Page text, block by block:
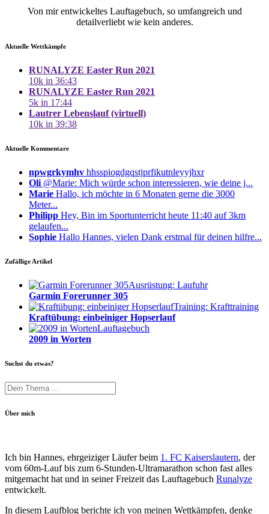
Von mir entwickeltes Lauftagebuch, so umfangreich und
detailverliebt wie kein anderes.
Aktuelle Wettkämpfe
RUNALYZE Easter Run 2021
10k in 36:43
RUNALYZE Easter Run 2021
5k in 17:44
Lautrer Lebenslauf (virtuell)
10k in 39:38
Aktuelle Kommentare
npwgrkymhv hhsspiogdgqstjprfikutnleyyjhxr
Oli @Marie: Mich würde schon interessieren, wie deine j...
Marie Hallo, ich möchte in 6 Monaten gerne die 3000
Meter...
Philipp Hey, Bin im Sportunterricht heute 11:40 auf 3km
gelaufen...
Sophie Hallo Hannes, vielen Dank erstmal für deinen hilfre...
Zufällige Artikel
Ausrüstung: Laufuhr
Garmin Forerunner 305
Training: Krafttraining
Kraftübung: einbeiniger Hopserlauf
Lauftagebuch
2009 in Worten
Suchst du etwas?
Über mich
Ich bin Hannes, ehrgeiziger Läufer beim 1. FC Kaiserslautern, der
vom 60m-Lauf bis zum 6-Stunden-Ultramarathon schon fast alles
mitgemacht hat und in seiner Freizeit das Lauftagebuch Runalyze
entwickelt.
In diesem Laufblog berichte ich von meinen Wettkämpfen, denke